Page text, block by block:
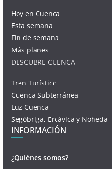
Hoy en Cuenca
Esta semana
Fin de semana
Más planes
DESCUBRE CUENCA
Tren Turístico
Cuenca Subterránea
Luz Cuenca
Segóbriga, Ercávica y Noheda
INFORMACIÓN
¿Quiénes somos?